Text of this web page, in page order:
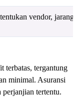
vendor, jarang
terbatas, tergantung
minimal. Asuransi
perjanjian tertentu.